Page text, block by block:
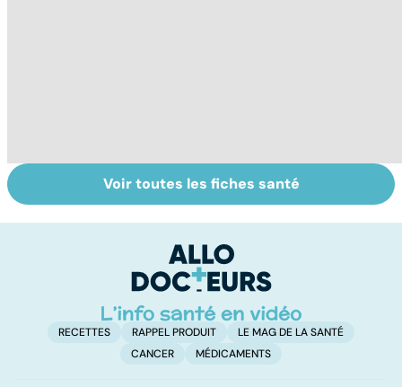
Retrouver du
tonus grâce aux
Remèdes
naturels : les
mères
Voir toutes les fiches santé
RECETTES RAPPEL PRODUIT
LE MAG DE LA SANTÉ
CANCER
MÉDICAMENTS